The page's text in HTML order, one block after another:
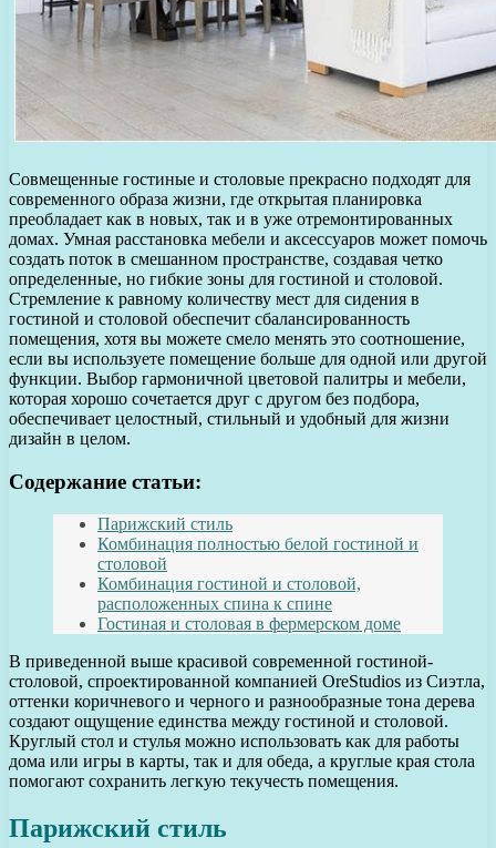
Совмещенные гостиные и столовые прекрасно подходят для
современного образа жизни, где открытая планировка
преобладает как в новых, так и в уже отремонтированных
домах. Умная расстановка мебели и аксессуаров может помочь
создать поток в смешанном пространстве, создавая четко
определенные, но гибкие зоны для гостиной и столовой.
Стремление к равному количеству мест для сидения в
гостиной и столовой обеспечит сбалансированность
помещения, хотя вы можете смело менять это соотношение,
если вы используете помещение больше для одной или другой
функции. Выбор гармоничной цветовой палитры и мебели,
которая хорошо сочетается друг с другом без подбора,
обеспечивает целостный, стильный и удобный для жизни
дизайн в целом.
Содержание статьи:
Парижский стиль
Комбинация полностью белой гостиной и
столовой
Комбинация гостиной и столовой,
расположенных спина к спине
Гостиная и столовая в фермерском доме
В приведенной выше красивой современной гостиной-
столовой, спроектированной компанией OreStudios из Сиэтла,
оттенки коричневого и черного и разнообразные тона дерева
создают ощущение единства между гостиной и столовой.
Круглый стол и стулья можно использовать как для работы
дома или игры в карты, так и для обеда, а круглые края стола
помогают сохранить легкую текучесть помещения.
Парижский стиль